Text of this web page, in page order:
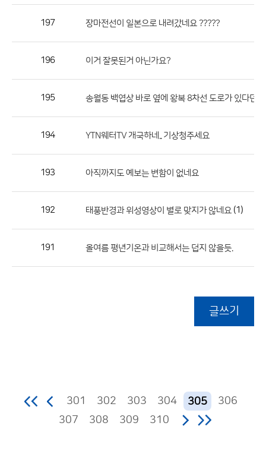
록
공
197 장마전선이 일본으로 내려갔네요 ?????
196 이거 잘못된거 아닌가요?
195 송월동 백엽상 바로 옆에 왕복 8차선 도로가 있다던데
194 YTN웨터TV 개국하네.. 기상청주세요
193 아직까지도 예보는 변함이 없네요
192 태풍반경과 위성영상이 별로 맞지가 않네요 (1)
191 올여름 평년기온과 비교해서는 덥지 않을듯.
글쓰기
301 302 303 304 305
306
307
308 309 310